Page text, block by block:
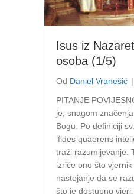
Isus iz
osoba (1/5)
Od Daniel Vranešić |
PITANJE
je, snagom
Bogu. Po definiciji
‘fides quaerens
traži razumijevanje.
izriče ono što
nastojanje da se
što je dostupno